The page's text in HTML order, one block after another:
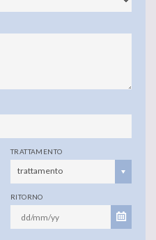
TRATTAMENTO
trattamento
RITORNO